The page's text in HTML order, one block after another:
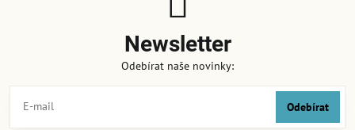
Newsletter
Odebírat naše novinky:
Odebírat